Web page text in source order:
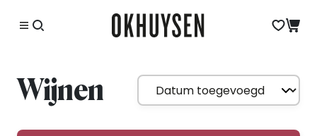
Wijnen